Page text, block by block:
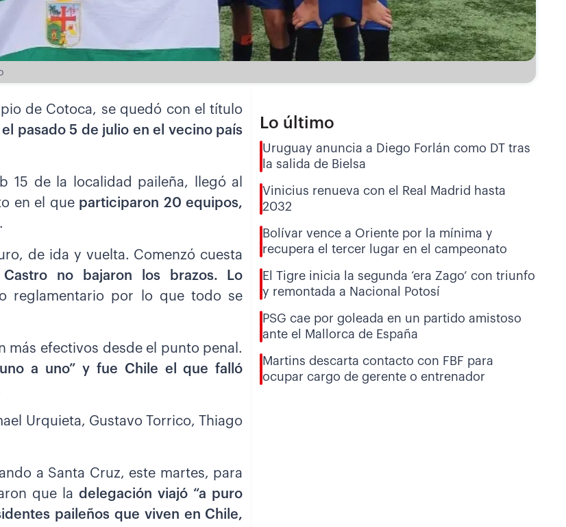
de Cotoca, se quedó con el título
pasado 5 de julio en el vecino país
15 de la localidad paileña, llegó al
en el que participaron 20 equipos,
.
de ida y vuelta. Comenzó cuesta
Castro no bajaron los brazos. Lo
reglamentario por lo que todo se
más efectivos desde el punto penal.
a uno” y fue Chile el que falló
Urquieta, Gustavo Torrico, Thiago
a Santa Cruz, este martes, para
que la delegación viajó “a puro
paileños que viven en Chile,
Lo último
Uruguay anuncia a Diego Forlán como DT tras
la salida de Bielsa
Vinicius renueva con el Real Madrid hasta
2032
Bolívar vence a Oriente por la mínima y
recupera el tercer lugar en el campeonato
El Tigre inicia la segunda ‘era Zago’ con triunfo
y remontada a Nacional Potosí
PSG cae por goleada en un partido amistoso
ante el Mallorca de España
Martins descarta contacto con FBF para
ocupar cargo de gerente o entrenador